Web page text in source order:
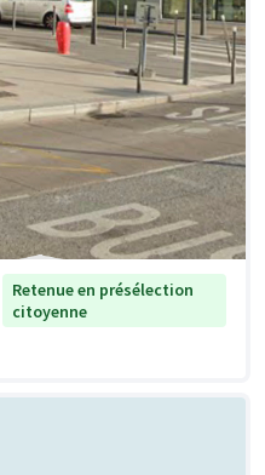
Retenue en présélection
citoyenne